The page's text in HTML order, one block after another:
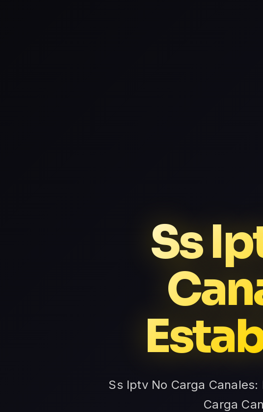
Ss
Ss Iptv No Carga
Carga